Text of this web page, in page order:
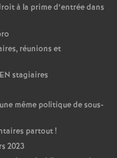
à la prime d’entrée dans
réunions et
stagiaires
même politique de sous-
partout!
2023